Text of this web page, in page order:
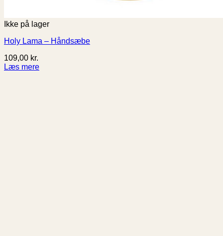
Ikke på lager
Holy Lama – Håndsæbe
109,00 kr.
Læs mere